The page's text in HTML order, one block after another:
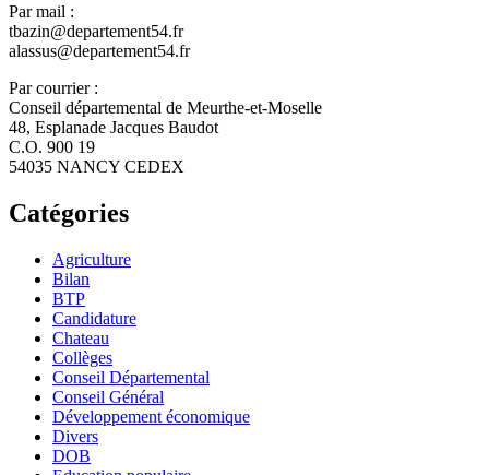
Par mail :
tbazin@departement54.fr
alassus@departement54.fr
Par courrier :
Conseil départemental de Meurthe-et-Moselle
48, Esplanade Jacques Baudot
C.O. 900 19
54035 NANCY CEDEX
Catégories
Agriculture
Bilan
BTP
Candidature
Chateau
Collèges
Conseil Départemental
Conseil Général
Développement économique
Divers
DOB